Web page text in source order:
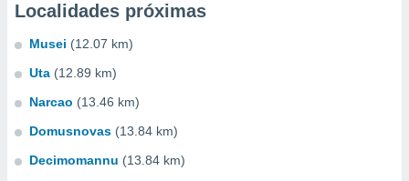
Localidades próximas
Musei (12.07 km)
Uta (12.89 km)
Narcao (13.46 km)
Domusnovas (13.84 km)
Decimomannu (13.84 km)